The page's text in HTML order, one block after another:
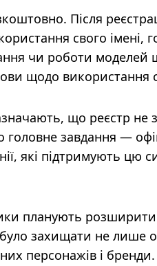
Після
свого імені,
чи роботи моделей
щодо використання
що реєстр не
завдання —
які підтримують цю
планують
захищати не лише
персонажів і бренди.